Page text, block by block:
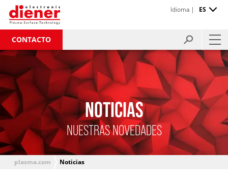
CONTACTO
Idioma | ES
NOTICIAS
NUESTRAS NOVEDADES
plasma.com Noticias